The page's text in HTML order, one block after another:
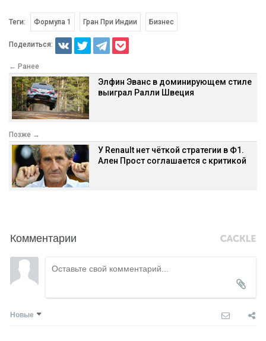
Теги: Формула 1 Гран При Индии Бизнес
Поделиться:
← Ранее
Элфин Эванс в доминирующем стиле
выиграл Ралли Швеция
Позже →
У Renault нет чёткой стратегии в Ф1.
Ален Прост соглашается с критикой
Комментарии
Новые